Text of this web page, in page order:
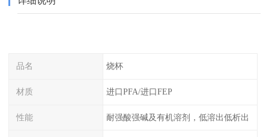
品名 烧杯
材质 进口PFA/进口FEP
性能 耐强酸强碱及有机溶剂，低溶出低析出